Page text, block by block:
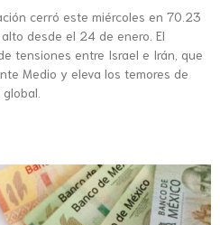
cerró este miércoles en 70.23
desde el 24 de enero. El
tensiones entre Israel e Irán, que
Medio y eleva los temores de